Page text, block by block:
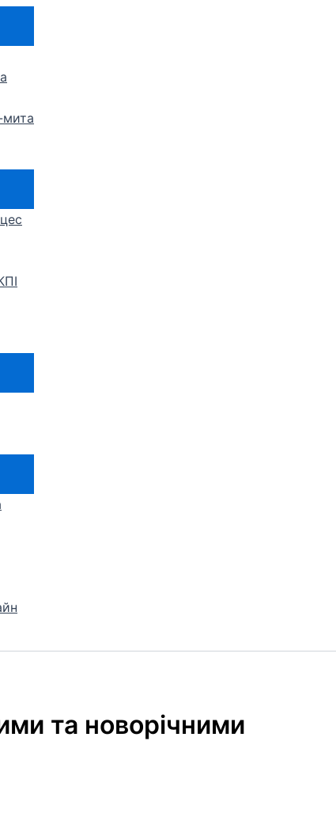
мита
та новорічними